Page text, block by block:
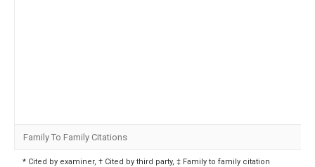
Family To Family Citations
* Cited by examiner, † Cited by third party, ‡ Family to family citation